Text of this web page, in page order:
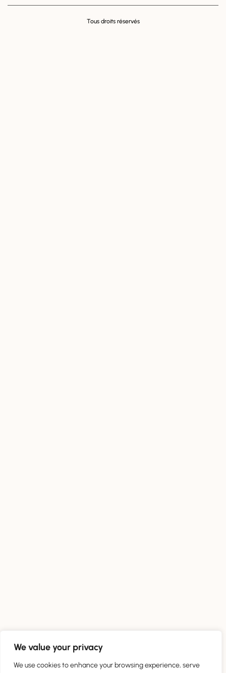
We value your privacy
We use cookies to enhance your browsing experience, serve
Tous droits réservés